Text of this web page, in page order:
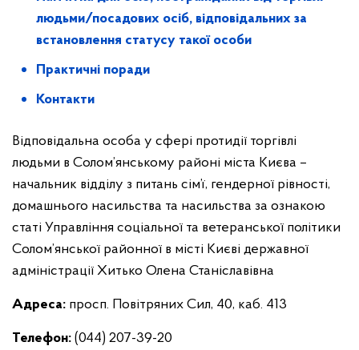
людьми/посадових осіб, відповідальних за
встановлення статусу такої особи
Практичні поради
Контакти
Відповідальна особа у сфері протидії торгівлі
людьми в Солом’янському районі міста Києва –
начальник відділу з питань сім’ї, гендерної рівності,
домашнього насильства та насильства за ознакою
статі Управління соціальної та ветеранської політики
Солом’янської районної в місті Києві державної
адміністрації Хитько Олена Станіславівна
Адреса: просп. Повітряних Сил, 40, каб. 413
Телефон: (044) 207-39-20